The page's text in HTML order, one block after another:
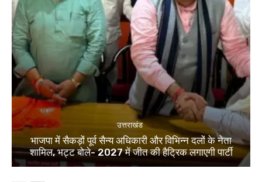
उत्तराखंड
भाजपा में सैकड़ों पूर्व सैन्य अधिकारी और विभिन्न दलों के नेता
शामिल, भट्ट बोले- 2027 में जीत की हैट्रिक लगाएगी पार्टी